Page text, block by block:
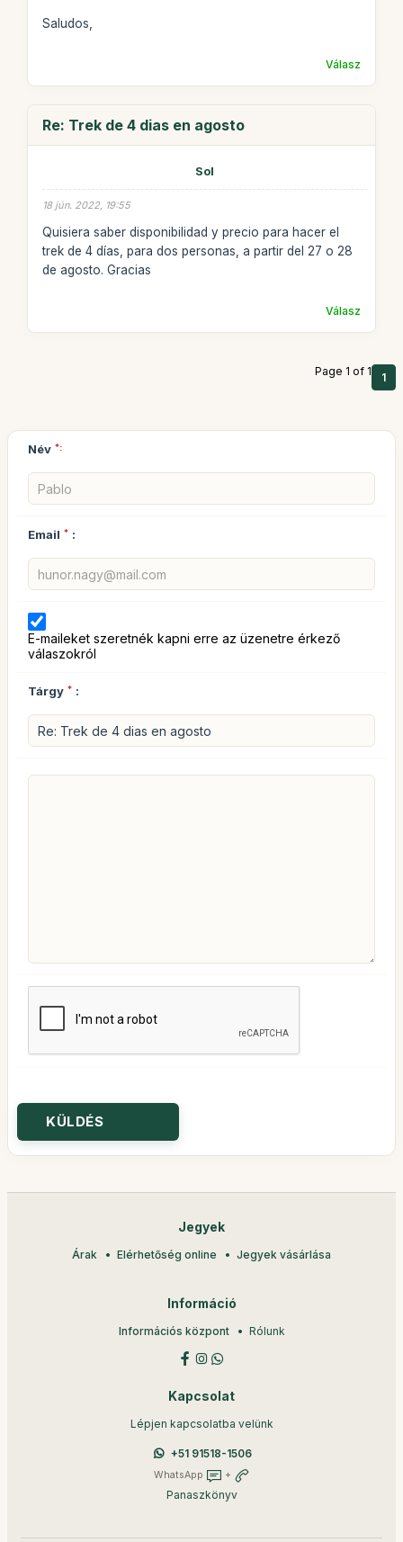
Saludos,
Válasz
Re: Trek de 4 dias en agosto
Sol
18 jún. 2022, 19:55
Quisiera saber disponibilidad y precio para hacer el
trek de 4 días, para dos personas, a partir del 27 o 28
de agosto. Gracias
Válasz
Page 1 of 1 1
Név *:
Email * :
E-maileket szeretnék kapni erre az üzenetre érkező
válaszokról
Tárgy * :
Jegyek
Árak Elérhetőség online Jegyek vásárlása
Információ
Információs központ Rólunk
Kapcsolat
Lépjen kapcsolatba velünk
+51 91518-1506
WhatsApp +
Panaszkönyv